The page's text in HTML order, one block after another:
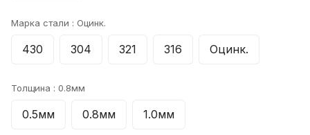
Марка стали : Оцинк.
430 304 321 316 Оцинк.
Толщина : 0.8мм
0.5мм 0.8мм 1.0мм